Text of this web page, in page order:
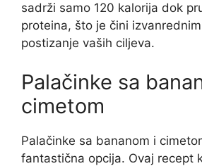
sadrži samo 120 kalorija dok
proteina, što je čini
postizanje vaših ciljeva.
Palačinke sa
cimetom
Palačinke sa bananom i
fantastična opcija. Ovaj recept